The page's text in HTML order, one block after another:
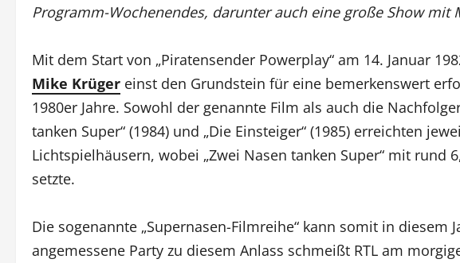
Programm-Wochenendes, darunter auch eine große Show mit
Mit dem Start von „Piratensender Powerplay“ am 14. Januar
Mike Krüger einst den Grundstein für eine bemerkenswert
1980er Jahre. Sowohl der genannte Film als auch die
tanken Super“ (1984) und „Die Einsteiger“ (1985) erreichten
Lichtspielhäusern, wobei „Zwei Nasen tanken Super“ mit rund
setzte.
Die sogenannte „Supernasen-Filmreihe“ kann somit in diesem
angemessene Party zu diesem Anlass schmeißt RTL am